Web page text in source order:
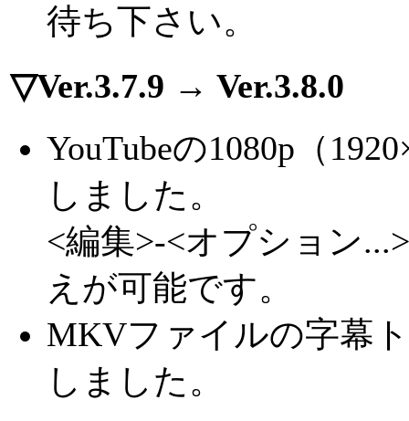
待ち下さい。
▽Ver.3.7.9 → Ver.3.8.0
YouTubeの1080p（
しました。
<編集>-<オプション
えが可能です。
MKVファイルの字幕
しました。